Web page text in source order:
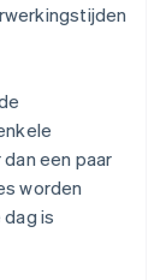
een paar
worden
is